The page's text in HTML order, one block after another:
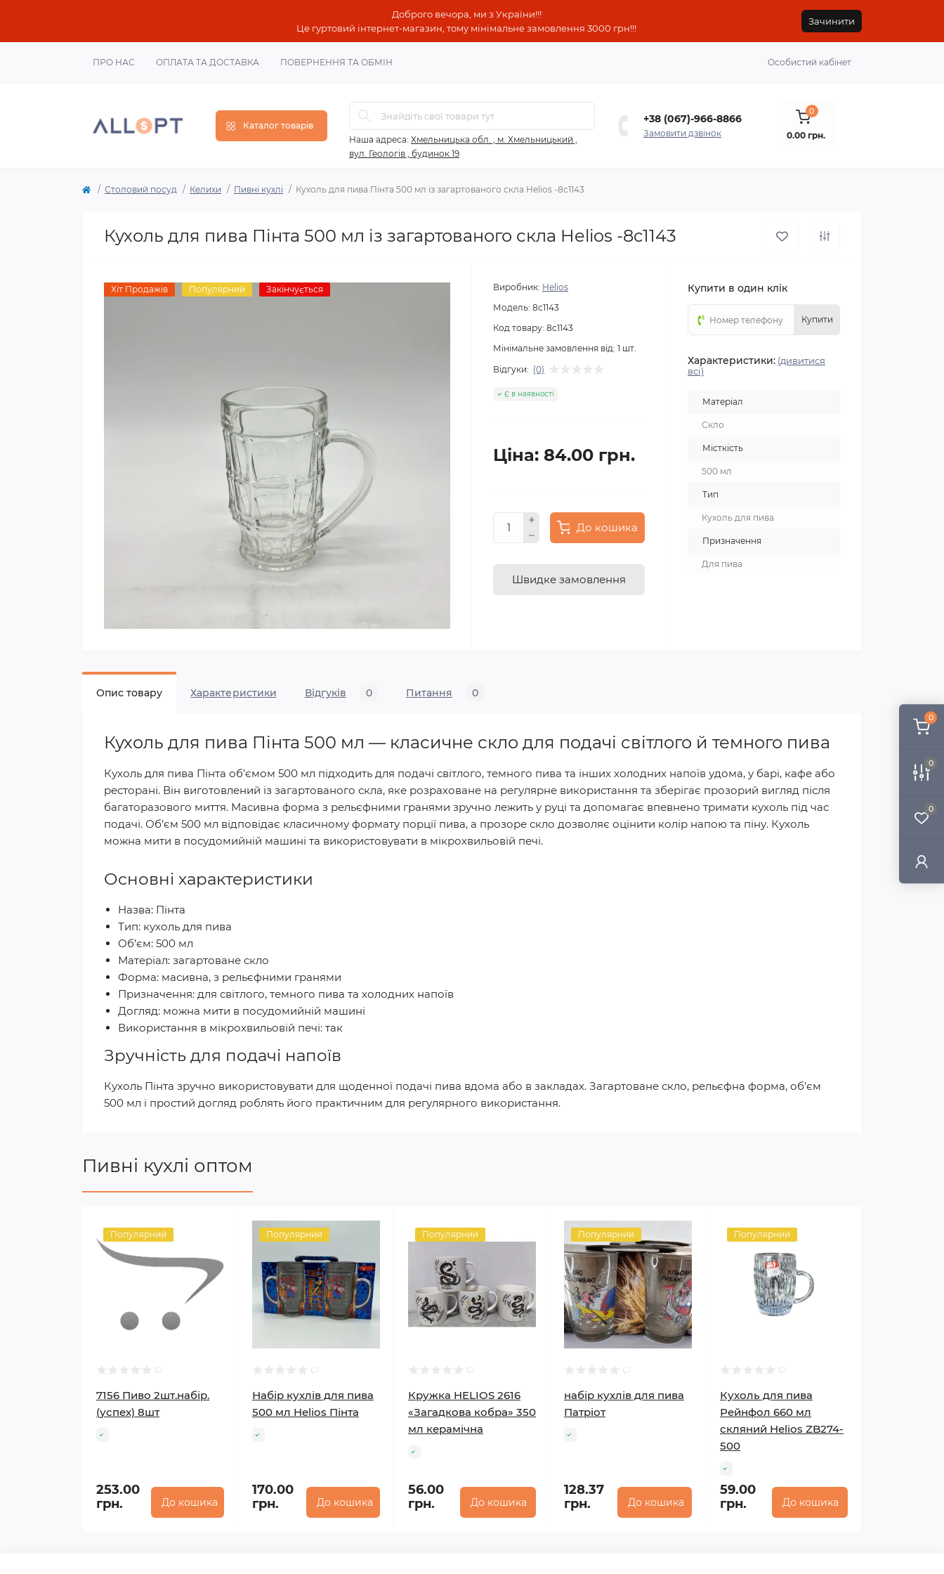
0
0
0
Доброго вечора, ми з України!!!
Це гуртовий інтернет-магазин, тому мінімальне замовлення 3000 грн!!!
Зачинити
ПРО НАС ОПЛАТА ТА ДОСТАВКА ПОВЕРНЕННЯ ТА ОБМІН Особистий кабінет
Каталог товарів
Наша адреса: Хмельницька обл. , м. Хмельницький ,
вул. Геологів , будинок 19
+38 (067)-966-8866
Замовити дзвінок
0
0.00 грн.
Столовий посуд Келихи Пивні кухлі Кухоль для пива Пінта 500 мл із загартованого скла Helios -8c1143
Кухоль для пива Пінта 500 мл із загартованого скла Helios -8c1143
Хіт Продажів Популярний Закінчується Виробник: Helios
Модель: 8с1143
Код товару: 8с1143
Мінімальне замовлення від: 1 шт.
Відгуки: (0)
Є в наявності
Ціна: 84.00 грн.
До кошика
Швидке замовлення
Купити в один клік
Купити
Характеристики: (дивитися
всі)
Матеріал
Скло
Місткість
500 мл
Тип
Кухоль для пива
Призначення
Для пива
Опис товару Характеристики Відгуків 0 Питання 0
Кухоль для пива Пінта 500 мл — класичне скло для подачі світлого й темного пива
Кухоль для пива Пінта об’ємом 500 мл підходить для подачі світлого, темного пива та інших холодних напоїв удома, у барі, кафе або
ресторані. Він виготовлений із загартованого скла, яке розраховане на регулярне використання та зберігає прозорий вигляд після
багаторазового миття. Масивна форма з рельєфними гранями зручно лежить у руці та допомагає впевнено тримати кухоль під час
подачі. Об’єм 500 мл відповідає класичному формату порції пива, а прозоре скло дозволяє оцінити колір напою та піну. Кухоль
можна мити в посудомийній машині та використовувати в мікрохвильовій печі.
Основні характеристики
Назва: Пінта
Тип: кухоль для пива
Об’єм: 500 мл
Матеріал: загартоване скло
Форма: масивна, з рельєфними гранями
Призначення: для світлого, темного пива та холодних напоїв
Догляд: можна мити в посудомийній машині
Використання в мікрохвильовій печі: так
Зручність для подачі напоїв
Кухоль Пінта зручно використовувати для щоденної подачі пива вдома або в закладах. Загартоване скло, рельєфна форма, об’єм
500 мл і простий догляд роблять його практичним для регулярного використання.
Пивні кухлі оптом
Популярний
7156 Пиво 2шт.набір.
(успех) 8шт
253.00
грн.
До кошика
Популярний
Набір кухлів для пива
500 мл Helios Пінта
170.00
грн.
До кошика
Популярний
Кружка HELIOS 2616
«Загадкова кобра» 350
мл керамічна
56.00
грн.
До кошика
Популярний
набір кухлів для пива
Патріот
128.37
грн.
До кошика
Популярний
Кухоль для пива
Рейнфол 660 мл
скляний Helios ZB274-
500
59.00
грн.
До кошика